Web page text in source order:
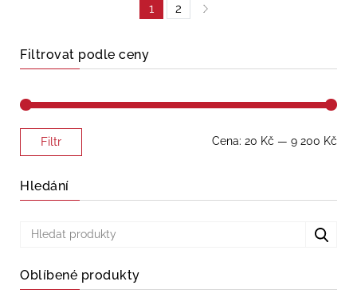
1 2
Filtrovat podle ceny
Minimální
Maximální
Filtr Cena: 20 Kč — 9 200 Kč
Hledání
Oblíbené produkty